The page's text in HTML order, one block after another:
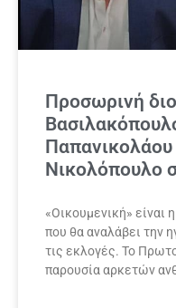
Προσωρινή
Παπανικολάου
Νικολόπουλο
«Οικουμενική» είναι
που θα αναλάβει την
τις εκλογές. Το
παρουσία αρκετών